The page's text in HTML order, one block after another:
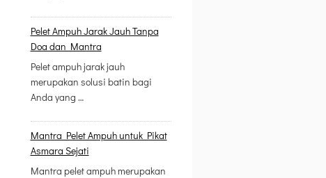
Pelet Ampuh Jarak Jauh Tanpa
Doa dan Mantra
Pelet ampuh jarak jauh
merupakan solusi batin bagi
Anda yang …
Mantra Pelet Ampuh untuk Pikat
Asmara Sejati
Mantra pelet ampuh merupakan